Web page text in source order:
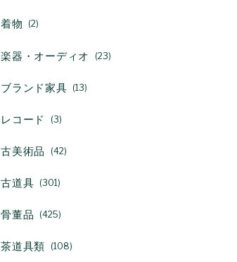
着物 2
楽器・オーディオ 23
ブランド家具 13
レコード 3
古美術品 42
古道具 301
骨董品 425
茶道具類 108